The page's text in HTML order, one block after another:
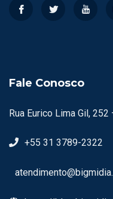
Fale Conosco
Rua Eurico Lima Gil,
+55 31 3789-2322